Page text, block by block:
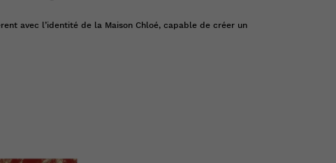
avec l’identité de la Maison Chloé, capable de créer un